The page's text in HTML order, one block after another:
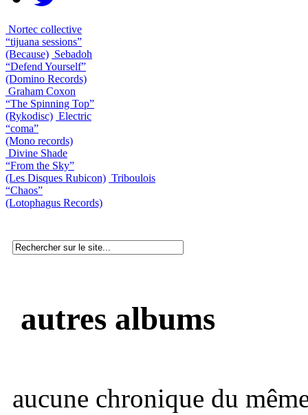
Nortec collective
“tijuana sessions”
(Because) Sebadoh
“Defend Yourself”
(Domino Records)
Graham Coxon
“The Spinning Top”
(Rykodisc) Electric
“coma”
(Mono records)
Divine Shade
“From the Sky”
(Les Disques Rubicon) Triboulois
“Chaos”
(Lotophagus Records)
autres albums
aucune chronique du